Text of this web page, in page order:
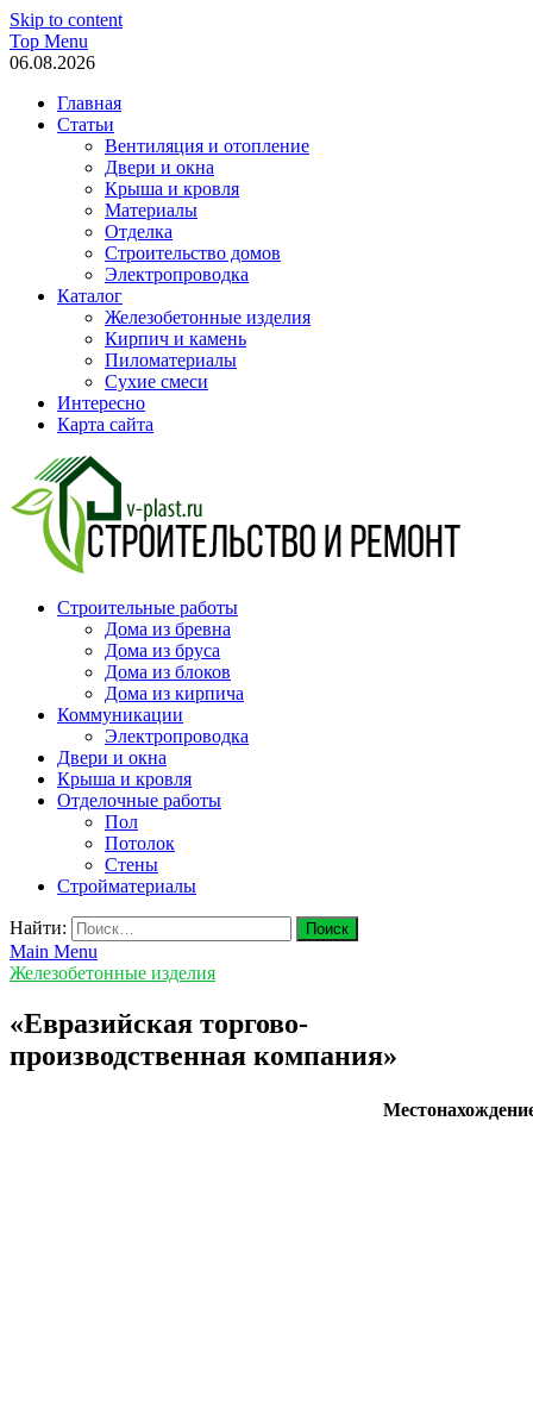
Skip to content
Top Menu
06.08.2026
Главная
Статьи
Вентиляция и отопление
Двери и окна
Крыша и кровля
Материалы
Отделка
Строительство домов
Электропроводка
Каталог
Железобетонные изделия
Кирпич и камень
Пиломатериалы
Сухие смеси
Интересно
Карта сайта
v-plast.ru Строительство и ремонт
Строительные работы
Дома из бревна
Дома из бруса
Дома из блоков
Дома из кирпича
Коммуникации
Электропроводка
Двери и окна
Крыша и кровля
Отделочные работы
Пол
Потолок
Стены
Стройматериалы
Найти:
Main Menu
Железобетонные изделия
«Евразийская торгово-
производственная компания»